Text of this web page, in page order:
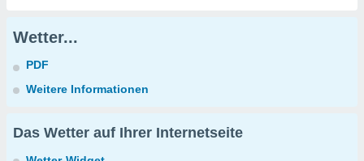
Wetter...
PDF
Weitere Informationen
Das Wetter auf Ihrer Internetseite